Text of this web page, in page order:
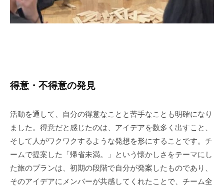
得意・不得意の発見
活動を通して、自分の得意なことと苦手なことも明確になり
ました。得意だと感じたのは、アイデアを数多く出すこと、
そして人がワクワクするような発想を形にすることです。チ
ームで提案した「帰省未満。」という懐かしさをテーマにし
た旅のプランは、初期の段階で自分が発案したものであり、
そのアイデアにメンバーが共感してくれたことで、チーム全